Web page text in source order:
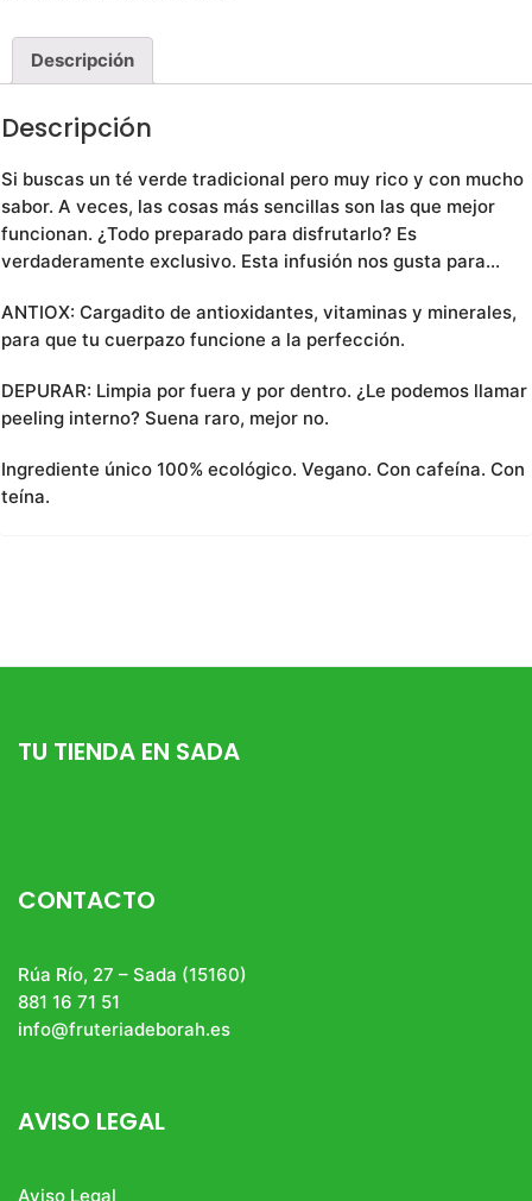
Descripción
Descripción
Si buscas un té verde tradicional pero muy rico y con mucho
sabor. A veces, las cosas más sencillas son las que mejor
funcionan. ¿Todo preparado para disfrutarlo? Es
verdaderamente exclusivo. Esta infusión nos gusta para…
ANTIOX: Cargadito de antioxidantes, vitaminas y minerales,
para que tu cuerpazo funcione a la perfección.
DEPURAR: Limpia por fuera y por dentro. ¿Le podemos llamar
peeling interno? Suena raro, mejor no.
Ingrediente único 100% ecológico. Vegano. Con cafeína. Con
teína.
TU TIENDA EN SADA
CONTACTO
Rúa Río, 27 – Sada (15160)
881 16 71 51
info@fruteriadeborah.es
AVISO LEGAL
Aviso Legal